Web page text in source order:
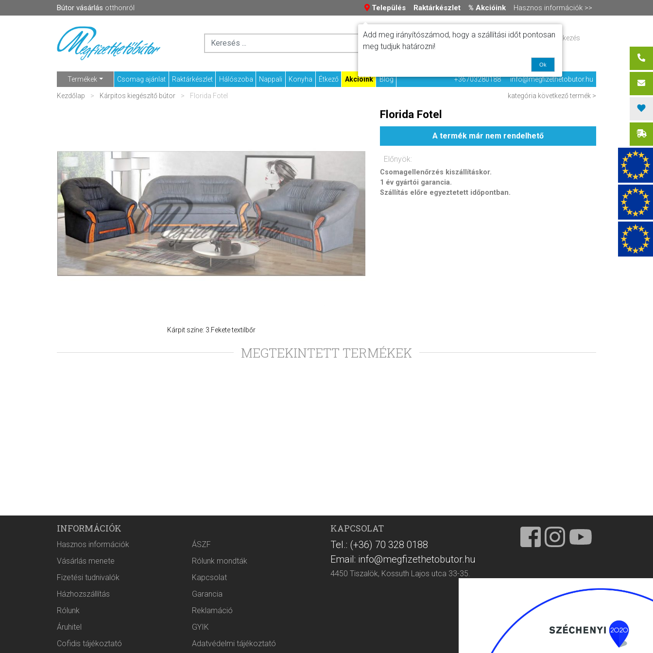
Bútor vásárlás otthonról Település Raktárkészlet % Akcióink Hasznos információk >>
Szállítás
Fizetési tudnivalók
Regisztráció / bejelentkezés
Termékek Csomag ajánlat Raktárkészlet Hálószoba Nappali Konyha Étkező Akcióink Blog +36703280188 info@megfizethetobutor.hu
Kezdőlap Kárpitos kiegészítő bútor Florida Fotel kategória következő termék >
Kárpit színe: 3.Fekete textilbőr
Florida Fotel
A termék már nem rendelhető
Előnyök:
Csomagellenőrzés kiszállításkor.
1 év gyártói garancia.
Szállítás előre egyeztetett időpontban.
MEGTEKINTETT TERMÉKEK
INFORMÁCIÓK
Hasznos információk
ÁSZF
Vásárlás menete
Rólunk mondták
Fizetési tudnivalók
Kapcsolat
Házhozszállítás
Garancia
Rólunk
Reklamáció
Áruhitel
GYIK
Cofidis tájékoztató
Adatvédelmi tájékoztató
KAPCSOLAT
Tel.: (+36) 70 328 0188
Email: info@megfizethetobutor.hu
4450 Tiszalök, Kossuth Lajos utca 33-35.
Add meg irányítószámod, hogy a szállítási időt pontosan
meg tudjuk határozni!
Ok